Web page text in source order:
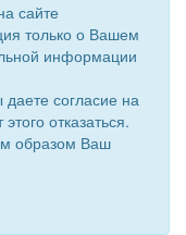
сайте
только о Вашем
информации
даете согласие на
отказаться.
образом Ваш